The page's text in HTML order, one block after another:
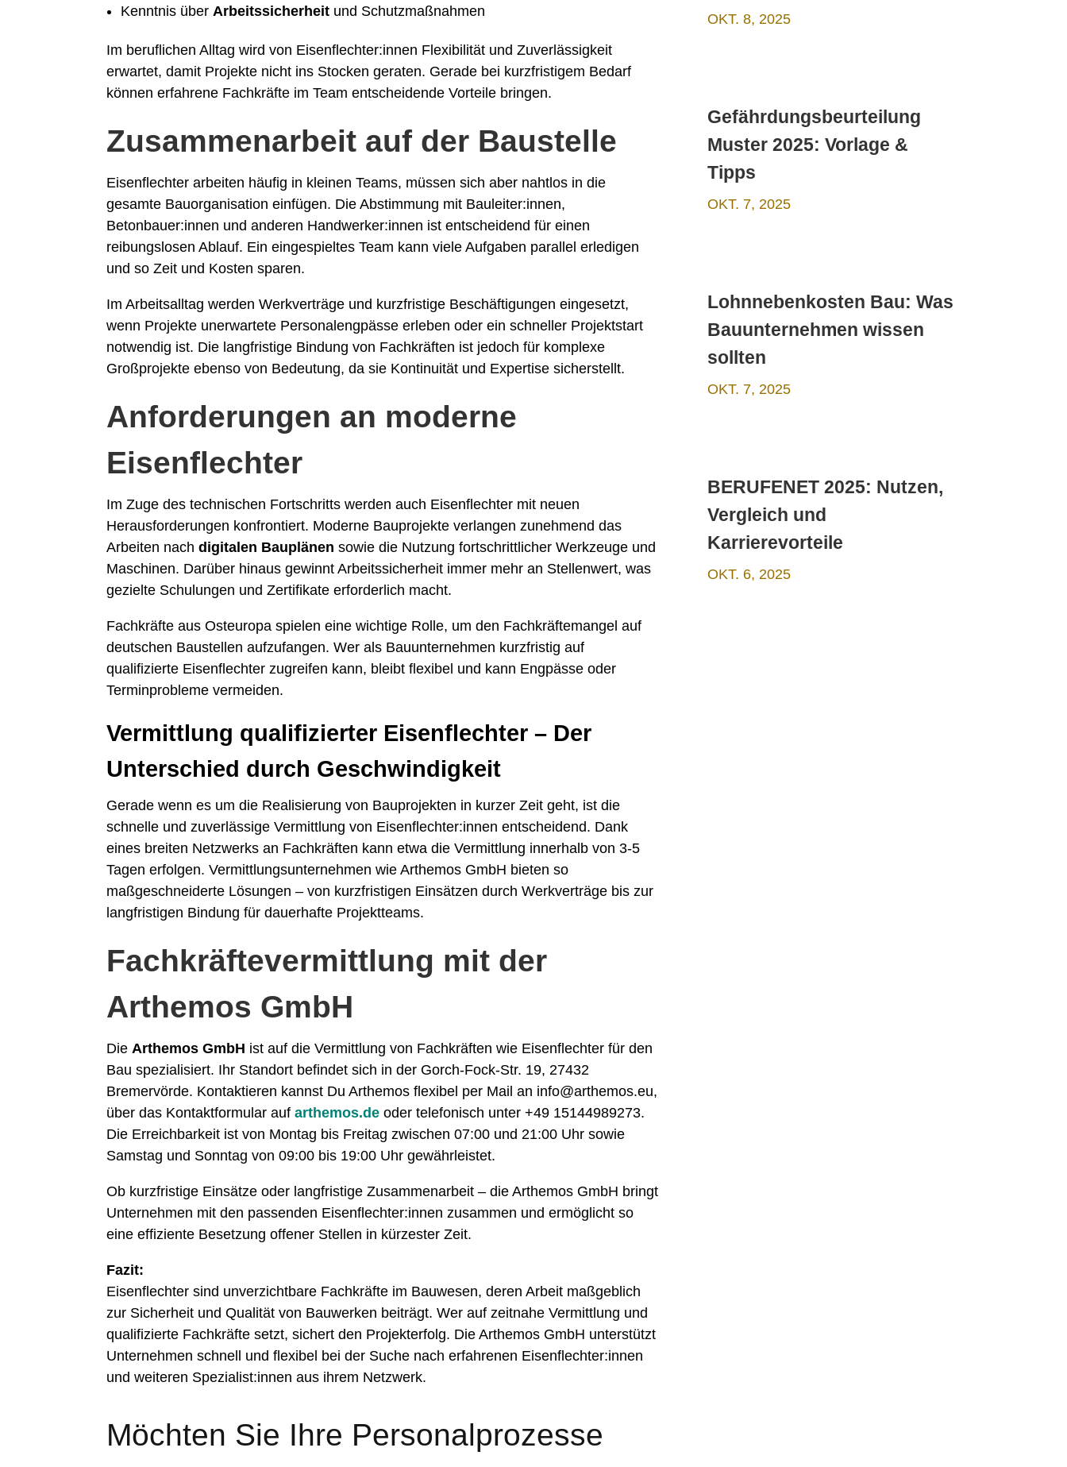
Kenntnis überArbeitssicherheit und Schutzmaßnahmen
Im beruflichen Alltag wird von Eisenflechter:innen Flexibilität und Zuverlässigkeit
erwartet, damit Projekte nicht ins Stocken geraten. Gerade bei kurzfristigem Bedarf
können erfahrene Fachkräfte im Team entscheidende Vorteile bringen.
Zusammenarbeit auf der Baustelle
Eisenflechter arbeiten häufig in kleinen Teams, müssen sich aber nahtlos in die
gesamte Bauorganisation einfügen. Die Abstimmung mit Bauleiter:innen,
Betonbauer:innen und anderen Handwerker:innen ist entscheidend für einen
reibungslosen Ablauf. Ein eingespieltes Team kann viele Aufgaben parallel erledigen
und so Zeit und Kosten sparen.
Im Arbeitsalltag werden Werkverträge und kurzfristige Beschäftigungen eingesetzt,
wenn Projekte unerwartete Personalengpässe erleben oder ein schneller Projektstart
notwendig ist. Die langfristige Bindung von Fachkräften ist jedoch für komplexe
Großprojekte ebenso von Bedeutung, da sie Kontinuität und Expertise sicherstellt.
Anforderungen an moderne
Eisenflechter
Im Zuge des technischen Fortschritts werden auch Eisenflechter mit neuen
Herausforderungen konfrontiert. Moderne Bauprojekte verlangen zunehmend das
Arbeiten nachdigitalen Bauplänen sowie die Nutzung fortschrittlicher Werkzeuge und
Maschinen. Darüber hinaus gewinnt Arbeitssicherheit immer mehr an Stellenwert, was
gezielte Schulungen und Zertifikate erforderlich macht.
Fachkräfte aus Osteuropa spielen eine wichtige Rolle, um den Fachkräftemangel auf
deutschen Baustellen aufzufangen. Wer als Bauunternehmen kurzfristig auf
qualifizierte Eisenflechter zugreifen kann, bleibt flexibel und kann Engpässe oder
Terminprobleme vermeiden.
Vermittlung qualifizierter Eisenflechter – Der
Unterschied durch Geschwindigkeit
Gerade wenn es um die Realisierung von Bauprojekten in kurzer Zeit geht, ist die
schnelle und zuverlässige Vermittlung von Eisenflechter:innen entscheidend. Dank
eines breiten Netzwerks an Fachkräften kann etwa die Vermittlung innerhalb von 3-5
Tagen erfolgen. Vermittlungsunternehmen wie Arthemos GmbH bieten so
maßgeschneiderte Lösungen – von kurzfristigen Einsätzen durch Werkverträge bis zur
langfristigen Bindung für dauerhafte Projektteams.
Fachkräftevermittlung mit der
Arthemos GmbH
DieArthemos GmbH ist auf die Vermittlung von Fachkräften wie Eisenflechter für den
Bau spezialisiert. Ihr Standort befindet sich in der Gorch-Fock-Str. 19, 27432
Bremervörde. Kontaktieren kannst Du Arthemos flexibel per Mail an info@arthemos.eu,
über das Kontaktformular aufarthemos.de oder telefonisch unter +49 15144989273.
Die Erreichbarkeit ist von Montag bis Freitag zwischen 07:00 und 21:00 Uhr sowie
Samstag und Sonntag von 09:00 bis 19:00 Uhr gewährleistet.
Ob kurzfristige Einsätze oder langfristige Zusammenarbeit – die Arthemos GmbH bringt
Unternehmen mit den passenden Eisenflechter:innen zusammen und ermöglicht so
eine effiziente Besetzung offener Stellen in kürzester Zeit.
Fazit:
Eisenflechter sind unverzichtbare Fachkräfte im Bauwesen, deren Arbeit maßgeblich
zur Sicherheit und Qualität von Bauwerken beiträgt. Wer auf zeitnahe Vermittlung und
qualifizierte Fachkräfte setzt, sichert den Projekterfolg. Die Arthemos GmbH unterstützt
Unternehmen schnell und flexibel bei der Suche nach erfahrenen Eisenflechter:innen
und weiteren Spezialist:innen aus ihrem Netzwerk.
Möchten Sie Ihre Personalprozesse
OKT. 8, 2025
Gefährdungsbeurteilung
Muster 2025: Vorlage &
Tipps
OKT. 7, 2025
Lohnnebenkosten Bau: Was
Bauunternehmen wissen
sollten
OKT. 7, 2025
BERUFENET 2025: Nutzen,
Vergleich und
Karrierevorteile
OKT. 6, 2025